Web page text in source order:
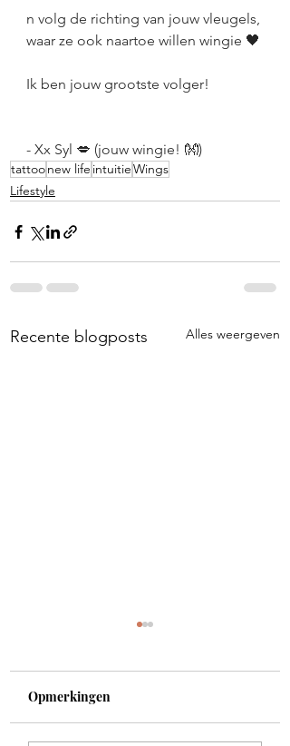
n volg de richting van jouw vleugels,
waar ze ook naartoe willen wingie 🖤
Ik ben jouw grootste volger!
- Xx Syl 💋 (jouw wingie! 👐)
tattoonew life intuitieWings
Lifestyle
Recente blogposts Alles weergeven
Opmerkingen